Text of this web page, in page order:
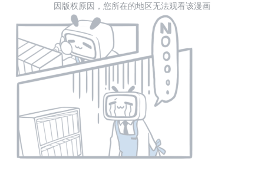
因版权原因，您所在的地区无法观看该漫画